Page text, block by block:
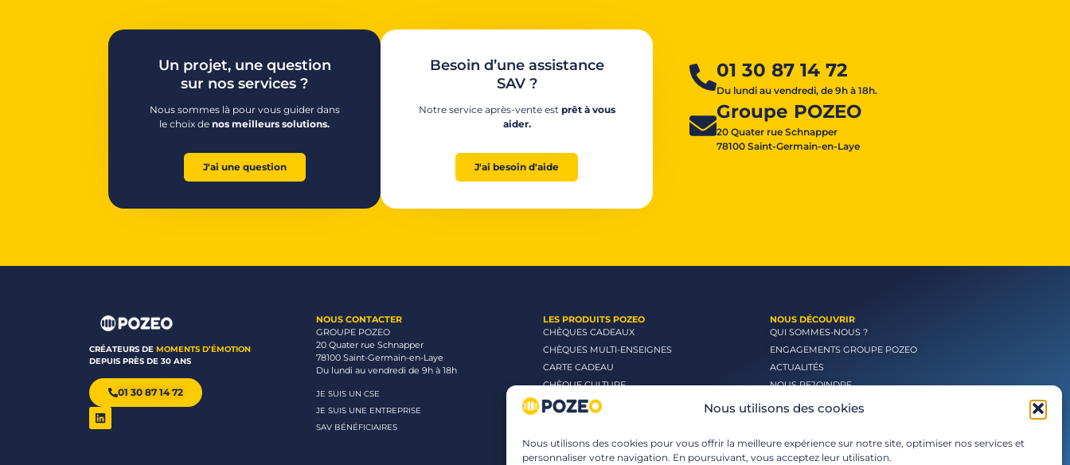
Nous utilisons des cookies
Nous utilisons des cookies pour vous offrir la meilleure expérience sur notre site, optimiser nos services et
personnaliser votre navigation. En poursuivant, vous acceptez leur utilisation.
Un projet, une question
sur nos services ?
Nous sommes là pour vous guider dans
le choix denos meilleurs solutions.
J'ai une question
Besoin d’une assistance
SAV ?
Notre service après-vente est prêt à vous
aider.
J'ai besoin d'aide
01 30 87 14 72
Du lundi au vendredi, de 9h à 18h.
Groupe POZEO
20 Quater rue Schnapper
78100 Saint-Germain-en-Laye
CRÉATEURS DE MOMENTS D’ÉMOTION
DEPUIS PRÈS DE 30 ANS
01 30 87 14 72
NOUS CONTACTER
GROUPE POZEO
20 Quater rue Schnapper
78100 Saint-Germain-en-Laye
Du lundi au vendredi de 9h à 18h
JE SUIS UN CSE
JE SUIS UNE ENTREPRISE
SAV BÉNÉFICIAIRES
LES PRODUITS POZEO
CHÈQUES CADEAUX
CHÈQUES MULTI-ENSEIGNES
CARTE CADEAU
CHÈQUE CULTURE
CHÈQUE CINÉMA
NOUS DÉCOUVRIR
QUI SOMMES-NOUS ?
ENGAGEMENTS GROUPE POZEO
ACTUALITÉS
NOUS REJOINDRE